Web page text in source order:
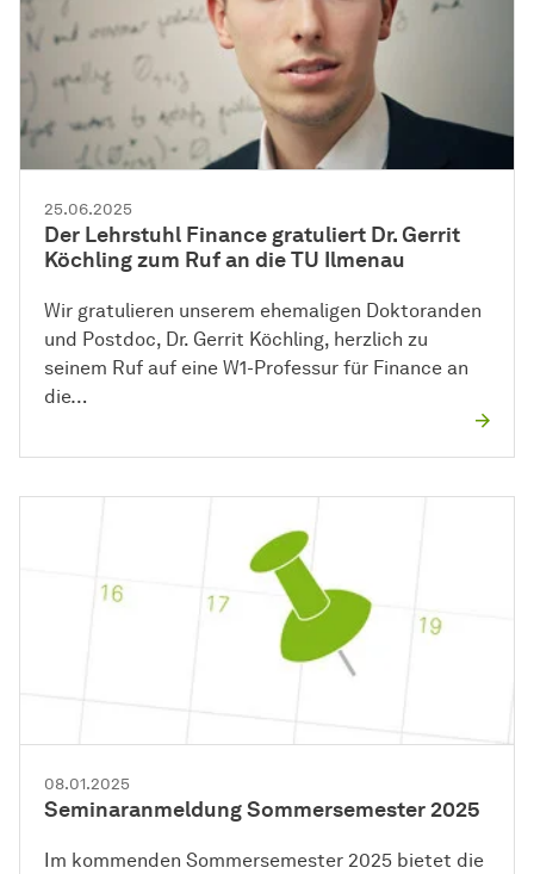
25.06.2025
Der Lehrstuhl Finance gratuliert Dr. Gerrit
Köchling zum Ruf an die TU Ilmenau
Wir gratulieren unserem ehemaligen Doktoranden
und Postdoc, Dr. Gerrit Köchling, herzlich zu
seinem Ruf auf eine W1-Professur für Finance an
die…
08.01.2025
Seminaranmeldung Sommersemester 2025
Im kommenden Sommersemester 2025 bietet die